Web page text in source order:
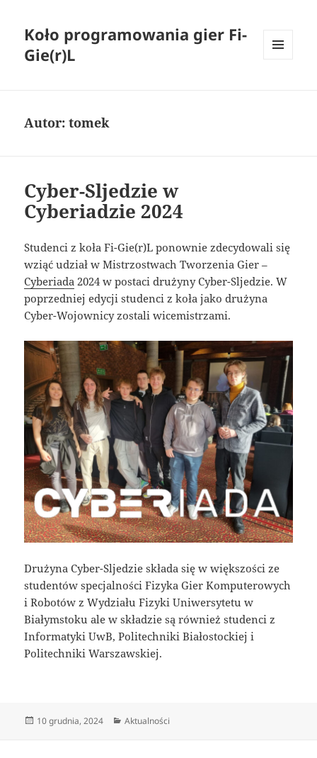
Koło programowania gier Fi-
Gie(r)L
Autor:tomek
Cyber-Sljedzie w
Cyberiadzie 2024
Studenci z koła Fi-Gie(r)L ponownie zdecydowali się
wziąć udział w Mistrzostwach Tworzenia Gier –
Cyberiada 2024 w postaci drużyny Cyber-Sljedzie. W
poprzedniej edycji studenci z koła jako drużyna
Cyber-Wojownicy zostali wicemistrzami.
Drużyna Cyber-Sljedzie składa się w większości ze
studentów specjalności Fizyka Gier Komputerowych
i Robotów z Wydziału Fizyki Uniwersytetu w
Białymstoku ale w składzie są również studenci z
Informatyki UwB, Politechniki Białostockiej i
Politechniki Warszawskiej.
Data
10 grudnia, 2024 Kategorie
Aktualności